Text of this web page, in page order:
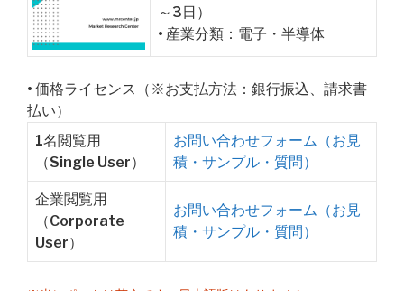
～3日）
• 産業分類：電子・半導体
• 価格ライセンス（※お支払方法：銀行振込、請求書
払い）
1名閲覧用
（Single User）
お問い合わせフォーム（お見
積・サンプル・質問）
企業閲覧用
（Corporate
User）
お問い合わせフォーム（お見
積・サンプル・質問）